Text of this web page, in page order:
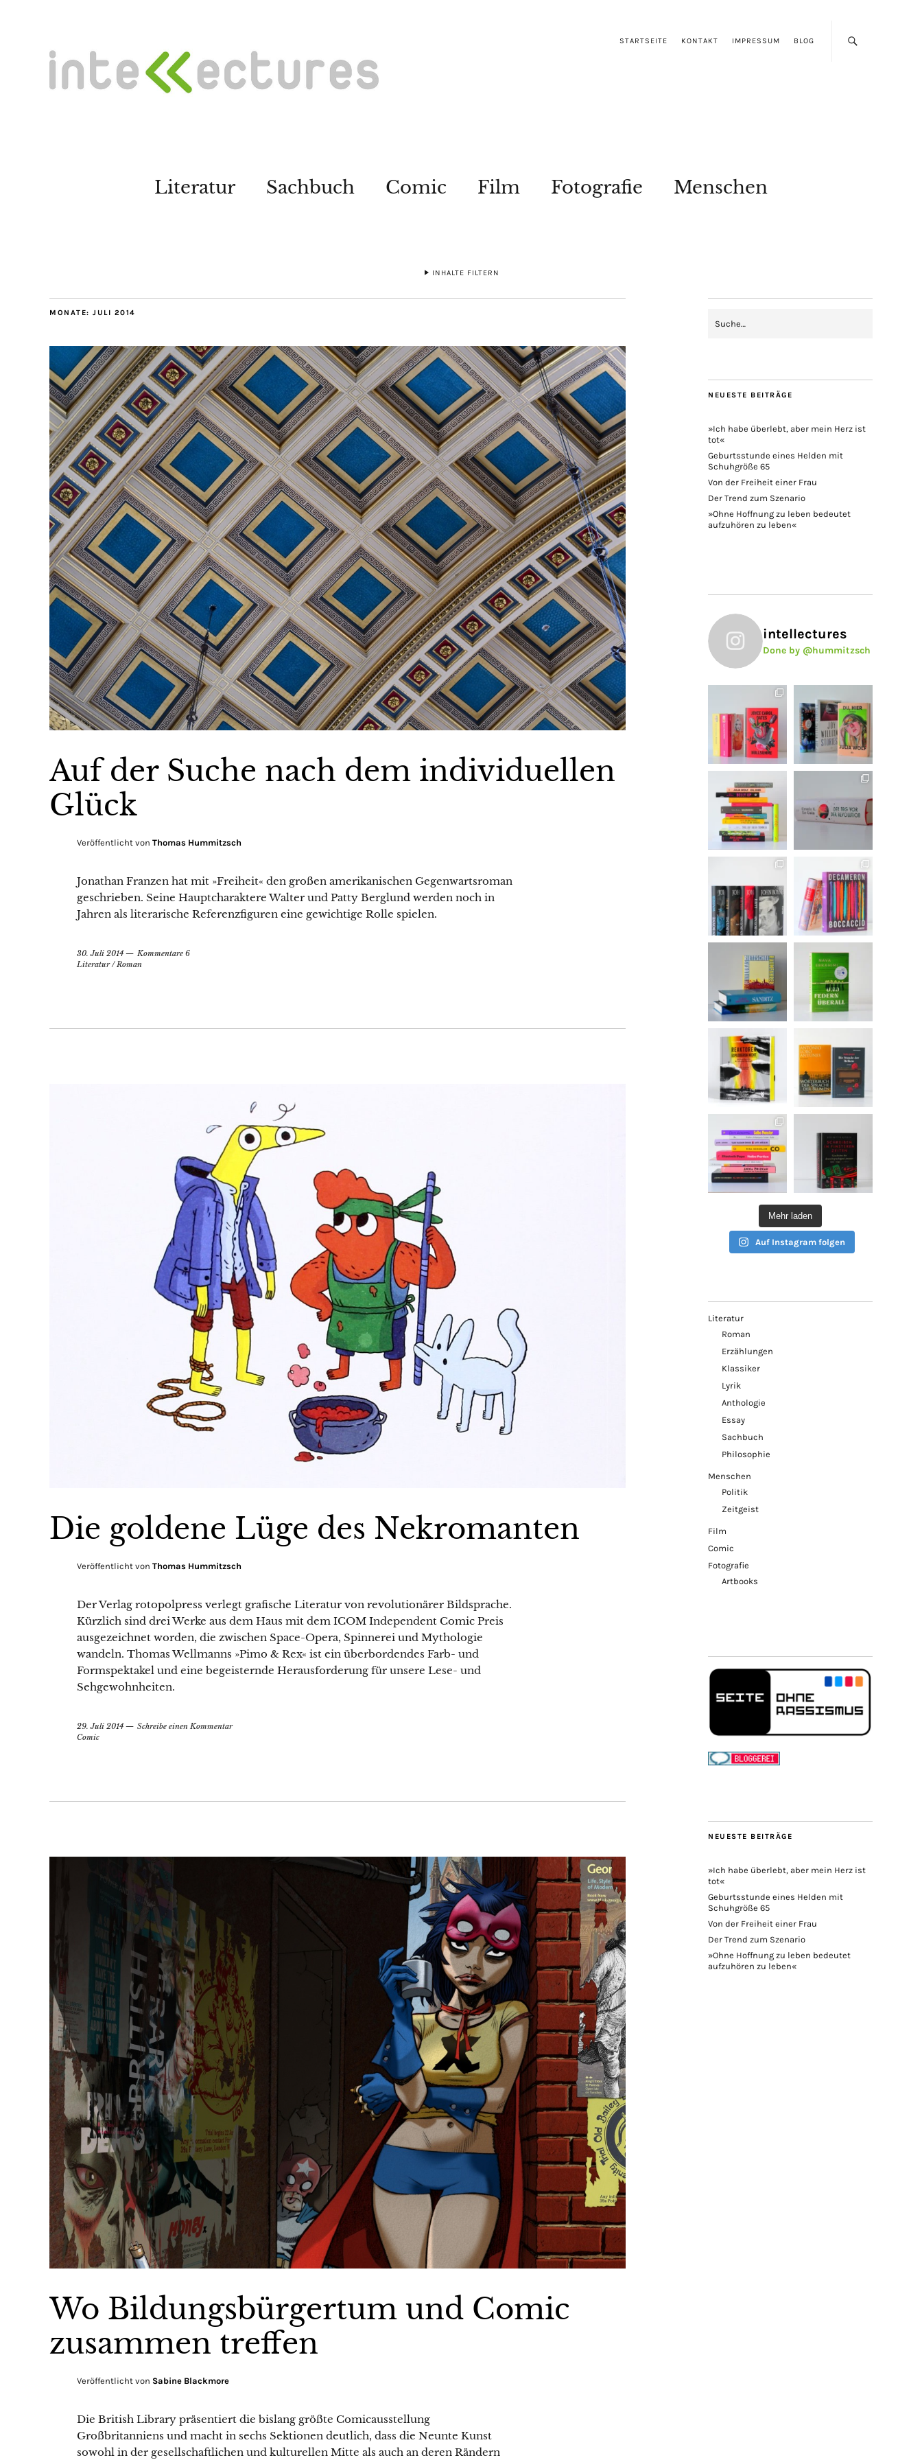
STARTSEITE KONTAKT IMPRESSUM BLOG
Literatur Sachbuch Comic Film Fotografie Menschen
INHALTE FILTERN
MONATE: JULI 2014
Auf der Suche nach dem individuellen
Glück
Veröffentlicht von Thomas Hummitzsch
Jonathan Franzen hat mit »Freiheit« den großen amerikanischen Gegenwartsroman
geschrieben. Seine Hauptcharaktere Walter und Patty Berglund werden noch in
Jahren als literarische Referenzfiguren eine gewichtige Rolle spielen.
30. Juli 2014
Kommentare 6
Literatur/Roman
Die goldene Lüge des Nekromanten
Veröffentlicht von Thomas Hummitzsch
Der Verlag rotopolpress verlegt grafische Literatur von revolutionärer Bildsprache.
Kürzlich sind drei Werke aus dem Haus mit dem ICOM Independent Comic Preis
ausgezeichnet worden, die zwischen Space-Opera, Spinnerei und Mythologie
wandeln. Thomas Wellmanns »Pimo & Rex« ist ein überbordendes Farb- und
Formspektakel und eine begeisternde Herausforderung für unsere Lese- und
Sehgewohnheiten.
29. Juli 2014
Schreibe einen Kommentar
Comic
Wo Bildungsbürgertum und Comic
zusammen treffen
Veröffentlicht von Sabine Blackmore
Die British Library präsentiert die bislang größte Comicausstellung
Großbritanniens und macht in sechs Sektionen deutlich, dass die Neunte Kunst
sowohl in der gesellschaftlichen und kulturellen Mitte als auch an deren Rändern
NEUESTE BEITRÄGE
»Ich habe überlebt, aber mein Herz ist
tot«
Geburtsstunde eines Helden mit
Schuhgröße 65
Von der Freiheit einer Frau
Der Trend zum Szenario
»Ohne Hoffnung zu leben bedeutet
aufzuhören zu leben«
intellectures
Done by @hummitzsch
Mehr laden
Auf Instagram folgen
Literatur
Roman
Erzählungen
Klassiker
Lyrik
Anthologie
Essay
Sachbuch
Philosophie
Menschen
Politik
Zeitgeist
Film
Comic
Fotografie
Artbooks
NEUESTE BEITRÄGE
»Ich habe überlebt, aber mein Herz ist
tot«
Geburtsstunde eines Helden mit
Schuhgröße 65
Von der Freiheit einer Frau
Der Trend zum Szenario
»Ohne Hoffnung zu leben bedeutet
aufzuhören zu leben«